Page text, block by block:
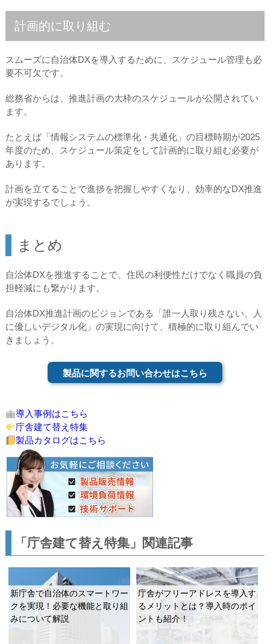
計画的に取り組む
スムーズに自治体DXを導入するために、スケジュール管理も必
要不可欠です。
総務省からは、推進計画の大枠のスケジュールが公開されてい
ます。
たとえば「情報システムの標準化・共通化」の目標時期が2025
年度のため、スケジュール策定をして計画的に取り組む必要が
あります。
計画を立てることで進捗を把握しやすくなり、効率的なDX推進
が実現するでしょう。
まとめ
自治体DXを推進することで、住民の利便性だけでなく職員の負
担軽減にも繋がります。
自治体DX推進計画のビジョンである「誰一人取り残さない、人
に優しいデジタル化」の実現に向けて、積極的に取り組んでい
きましょう。
製品に関するお問い合わせはこちら
導入事例はこちら
庁舎建て替え特集
製品カタログはこちら
「庁舎建て替え特集」関連記事
新庁舎で自治体のスマートワー
クを実現！必要な機能と取り組
みについて解説
庁舎がフリーアドレスを導入す
るメリットとは？導入時のポイ
ントも紹介！